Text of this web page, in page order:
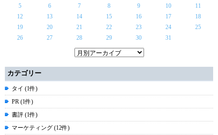
5
6 7 8 9 10
11
12
13 14 15 16 17
18
19
20 21 22 23 24
25
26
27 28 29 30 31
カテゴリー
タイ (1件)
PR (1件)
書評 (1件)
マーケティング (12件)